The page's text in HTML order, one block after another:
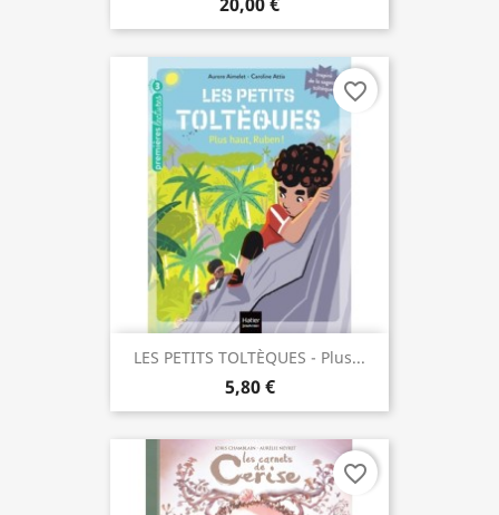
LES PETITS TOLTÈQUES - Plus...
5,80 €
favorite_border
favorite_border